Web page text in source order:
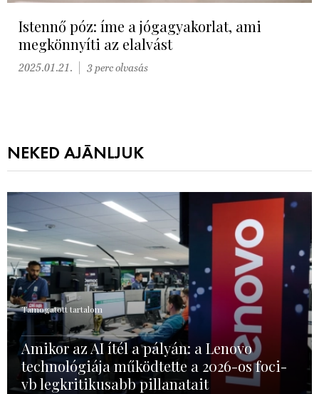
Istennő póz: íme a jógagyakorlat, ami
megkönnyíti az elalvást
2025.01.21. 3 perc olvasás
NEKED AJÁNLJUK
Támogatott tartalom
Amikor az AI ítél a pályán: a Lenovo
technológiája működtette a 2026-os foci-
vb legkritikusabb pillanatait